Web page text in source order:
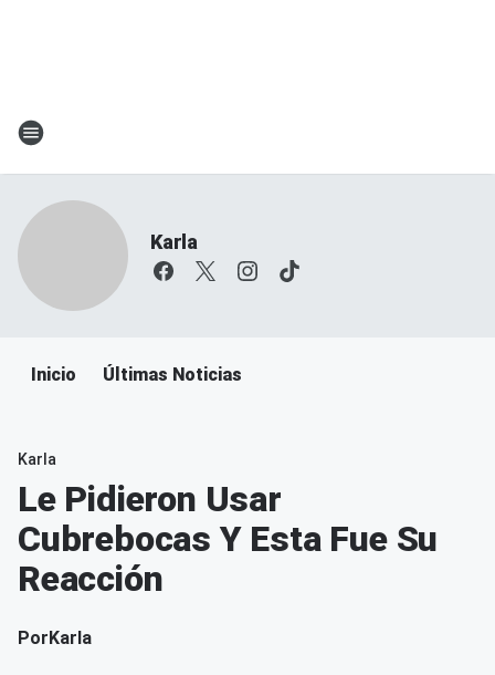
Karla
Inicio Últimas Noticias
Karla
Le Pidieron Usar
Cubrebocas Y Esta Fue Su
Reacción
PorKarla